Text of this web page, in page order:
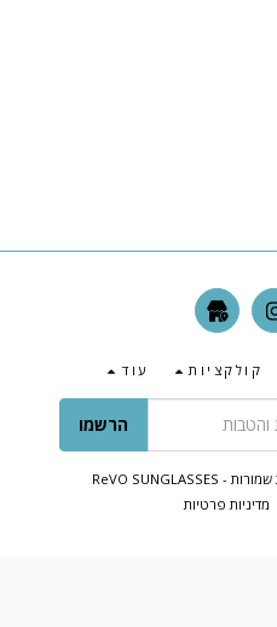
קולקציות עוד
הרשמו
ReVO SUNGLASSES
מדיניות פרטיות